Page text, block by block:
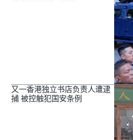
又一香港独立书店负责人遭逮
捕 被控触犯国安条例